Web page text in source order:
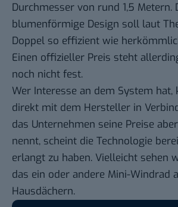
Durchmesser von rund 1,5 Metern.
blumenförmige Design soll laut
Doppel so effizient wie
Einen offizieller Preis steht
noch nicht fest.
Wer Interesse an dem System hat,
direkt mit dem Hersteller in
das Unternehmen seine Preise
nennt, scheint die Technologie
erlangt zu haben. Vielleicht sehen
das ein oder andere Mini-Windrad
Hausdächern.